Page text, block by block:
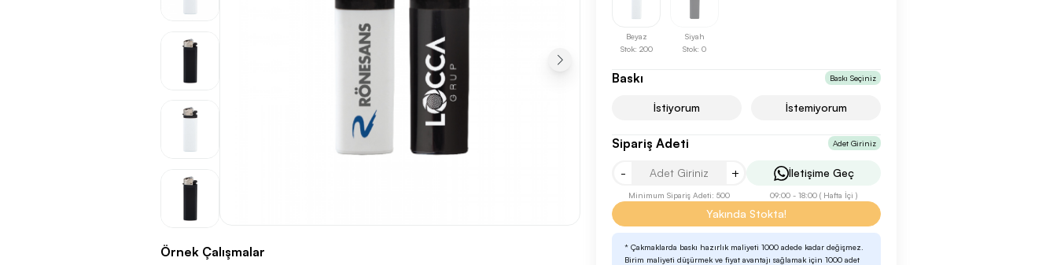
Örnek Çalışmalar
Beyaz
Stok: 200
Siyah
Stok: 0
Baskı Baskı Seçiniz
İstiyorum İstemiyorum
Sipariş Adeti Adet Giriniz
- +
Minimum Sipariş Adeti: 500
İletişime Geç
09:00 - 18:00 ( Hafta İçi )
Yakında Stokta!
* Çakmaklarda baskı hazırlık maliyeti 1000 adede kadar değişmez.
Birim maliyeti düşürmek ve fiyat avantajı sağlamak için 1000 adet